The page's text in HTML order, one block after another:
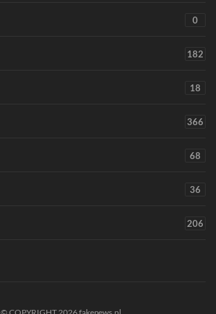
0
182
18
366
68
36
206